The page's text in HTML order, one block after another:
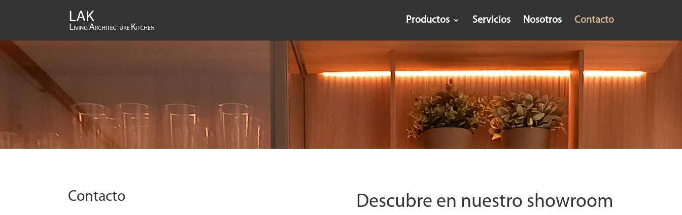
Productos Servicios Nosotros Contacto
Contacto
Descubre en nuestro showroom